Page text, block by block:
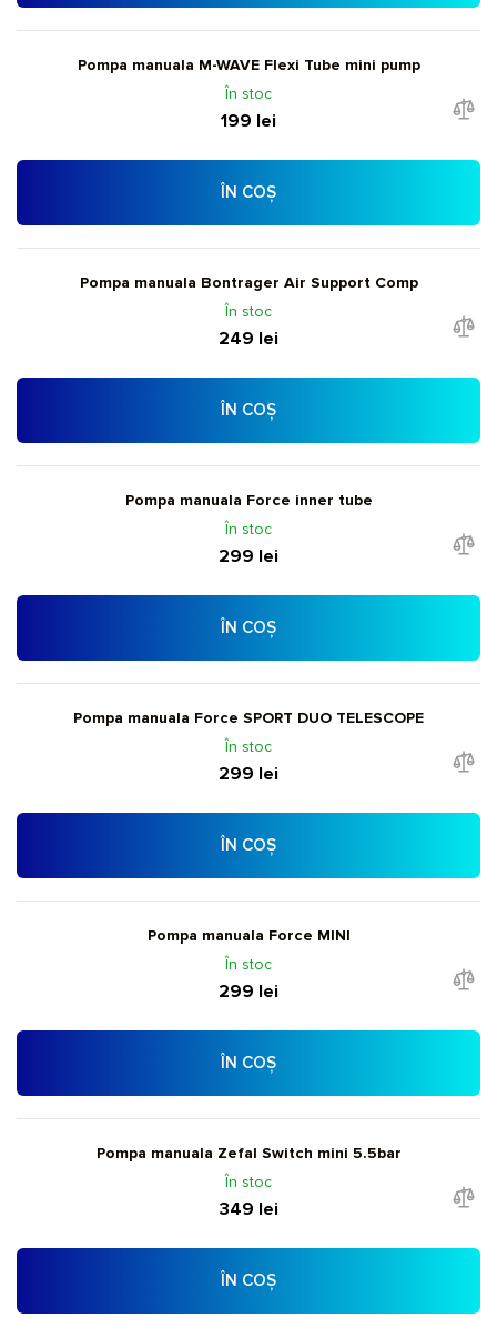
Pompa manuala M-WAVE Flexi Tube mini pump
În stoc
199 lei
ÎN COȘ
Pompa manuala Bontrager Air Support Comp
În stoc
249 lei
ÎN COȘ
Pompa manuala Force inner tube
În stoc
299 lei
ÎN COȘ
Pompa manuala Force SPORT DUO TELESCOPE
În stoc
299 lei
ÎN COȘ
Pompa manuala Force MINI
În stoc
299 lei
ÎN COȘ
Pompa manuala Zefal Switch mini 5.5bar
În stoc
349 lei
ÎN COȘ